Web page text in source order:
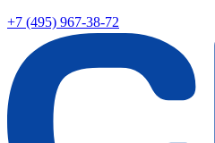
+7 (495) 967-38-72